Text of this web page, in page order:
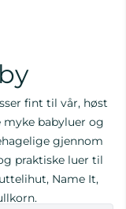
fint til vår, høst
babyluer og
gjennom
praktiske luer til
Name It,